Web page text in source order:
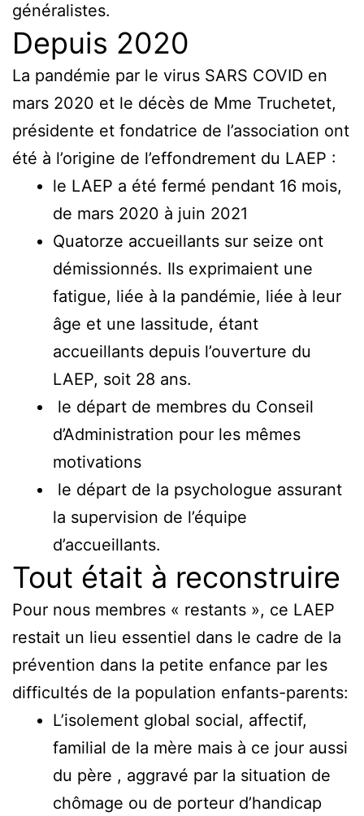
généralistes.
Depuis 2020
La pandémie par le virus SARS COVID en
mars 2020 et le décès de Mme Truchetet,
présidente et fondatrice de l’association ont
été à l’origine de l’effondrement du LAEP :
le LAEP a été fermé pendant 16 mois,
de mars 2020 à juin 2021
Quatorze accueillants sur seize ont
démissionnés. Ils exprimaient une
fatigue, liée à la pandémie, liée à leur
âge et une lassitude, étant
accueillants depuis l’ouverture du
LAEP, soit 28 ans.
le départ de membres du Conseil
d’Administration pour les mêmes
motivations
le départ de la psychologue assurant
la supervision de l’équipe
d’accueillants.
Tout était à reconstruire
Pour nous membres « restants », ce LAEP
restait un lieu essentiel dans le cadre de la
prévention dans la petite enfance par les
difficultés de la population enfants-parents:
L’isolement global social, affectif,
familial de la mère mais à ce jour aussi
du père , aggravé par la situation de
chômage ou de porteur d’handicap